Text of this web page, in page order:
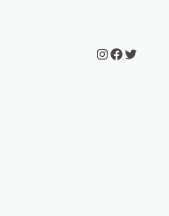
Instagram
Twitter